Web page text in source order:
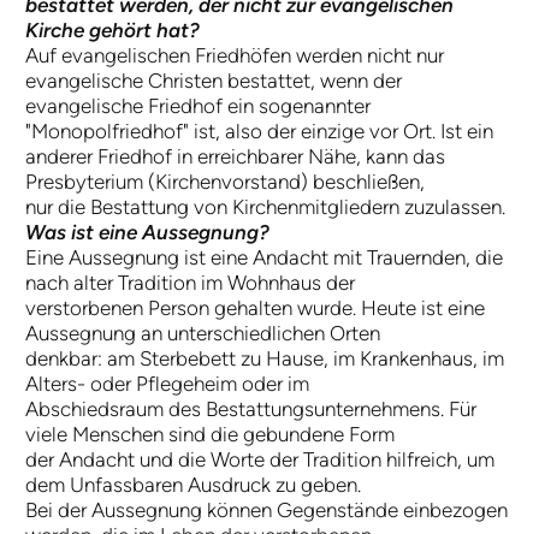
bestattet werden, der nicht zur evangelischen
Kirche gehört hat?
Auf evangelischen Friedhöfen werden nicht nur
evangelische Christen bestattet, wenn der
evangelische Friedhof ein sogenannter
"Monopolfriedhof" ist, also der einzige vor Ort. Ist ein
anderer Friedhof in erreichbarer Nähe, kann das
Presbyterium (Kirchenvorstand) beschließen,
nur die Bestattung von Kirchenmitgliedern zuzulassen.
Was ist eine Aussegnung?
Eine Aussegnung ist eine Andacht mit Trauernden, die
nach alter Tradition im Wohnhaus der
verstorbenen Person gehalten wurde. Heute ist eine
Aussegnung an unterschiedlichen Orten
denkbar: am Sterbebett zu Hause, im Krankenhaus, im
Alters- oder Pflegeheim oder im
Abschiedsraum des Bestattungsunternehmens. Für
viele Menschen sind die gebundene Form
der Andacht und die Worte der Tradition hilfreich, um
dem Unfassbaren Ausdruck zu geben.
Bei der Aussegnung können Gegenstände einbezogen